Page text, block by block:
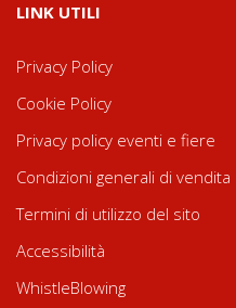
LINK UTILI
Privacy Policy
Cookie Policy
Privacy policy eventi e fiere
Condizioni generali di vendita
Termini di utilizzo del sito
Accessibilità
WhistleBlowing